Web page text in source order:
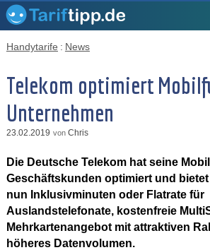
Handytarife : News
Telekom optimiert
Unternehmen
23.02.2019 von Chris
Die Deutsche Telekom hat seine
Geschäftskunden optimiert und bietet
nun Inklusivminuten oder Flatrate für
Auslandstelefonate, kostenfreie
Mehrkartenangebot mit attraktiven
höheres Datenvolumen.